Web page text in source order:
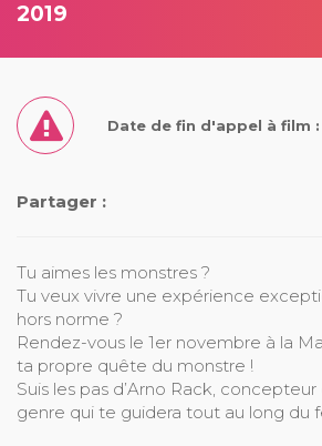
2019
Date de fin d'appel à film :
Partager :
Tu aimes les monstres ?
Tu veux vivre une expérience
hors norme ?
Rendez-vous le 1er novembre à la
ta propre quête du monstre !
Suis les pas d’Arno Rack,
genre qui te guidera tout au long du